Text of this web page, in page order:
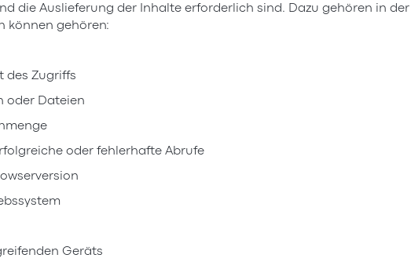
die Auslieferung der Inhalte erforderlich sind. Dazu gehören in
können gehören:
des Zugriffs
oder Dateien
oder fehlerhafte Abrufe
Geräts